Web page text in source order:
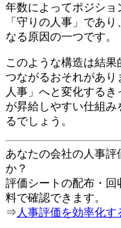
年数によってポジショ
「守りの人事」であ
なる原因の一つです。
このような構造は結
つながるおそれがあり
人事」へと変化する
が昇給しやすい仕組
るでしょう。
あなたの会社の人事評
か？
評価シートの配布・
料で確認できます。
⇒ 人事評価を効率化